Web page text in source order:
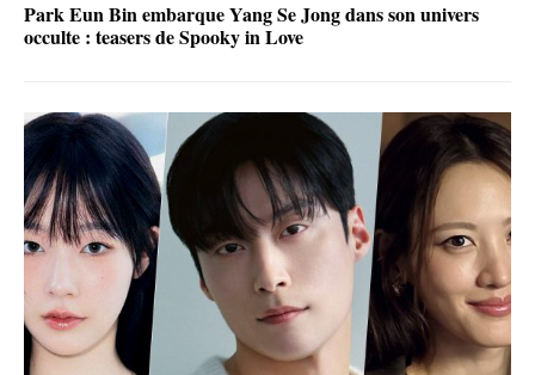
Park Eun Bin embarque Yang Se Jong dans son univers
occulte : teasers de Spooky in Love